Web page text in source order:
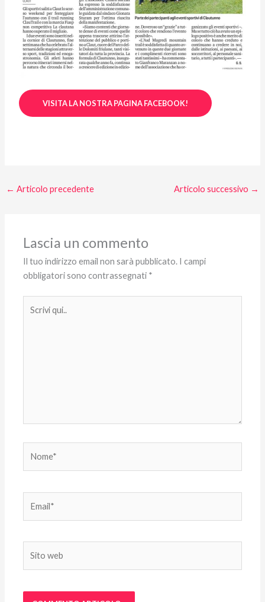
VISITA LA NOSTRA PAGINA FACEBOOK!
← Articolo precedente Articolo successivo →
Lascia un commento
Il tuo indirizzo email non sarà pubblicato. I campi
obbligatori sono contrassegnati *
qui..
web